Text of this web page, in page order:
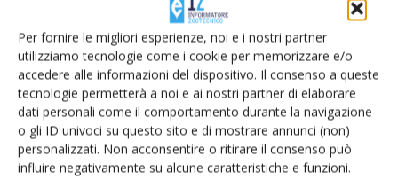
Per fornire le migliori esperienze, noi e i nostri partner
utilizziamo tecnologie come i cookie per memorizzare e/o
accedere alle informazioni del dispositivo. Il consenso a queste
tecnologie permetterà a noi e ai nostri partner di elaborare
dati personali come il comportamento durante la navigazione
o gli ID univoci su questo sito e di mostrare annunci (non)
personalizzati. Non acconsentire o ritirare il consenso può
influire negativamente su alcune caratteristiche e funzioni.